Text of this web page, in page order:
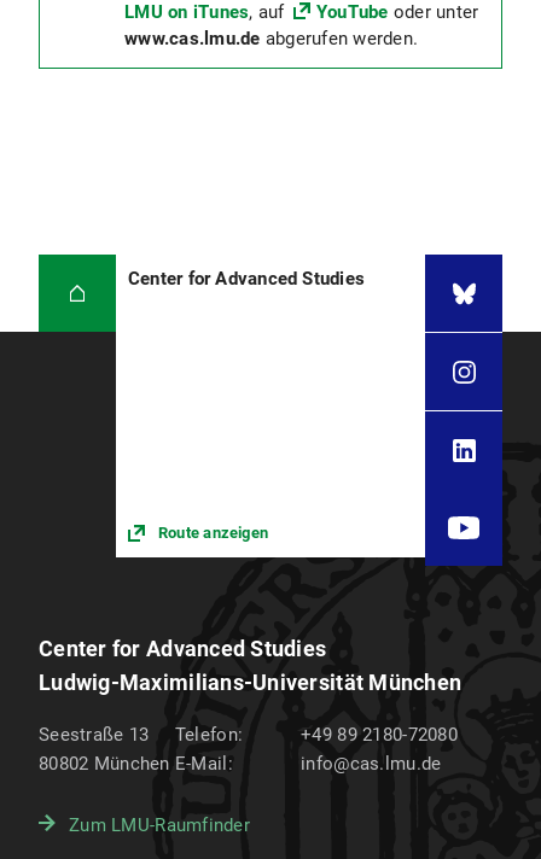
LMU on iTunes, auf YouTube oder unter
www.cas.lmu.de abgerufen werden.
Center for Advanced Studies
Route anzeigen
Center for Advanced Studies
Ludwig-Maximilians-Universität München
Seestraße 13
80802 München
Telefon:
+49 89 2180-72080
E-Mail:
info@cas.lmu.de
Zum LMU-Raumfinder